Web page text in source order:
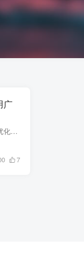
广
本套课程主要关于万相台和引力魔方的应用和优化技巧。通过学习这些课程，您将获得关于万相台的基础知识，掌握如何设置和分析万相台的数据。同时，您将深入了解引力魔方在大促活动中的布局方法，...
7